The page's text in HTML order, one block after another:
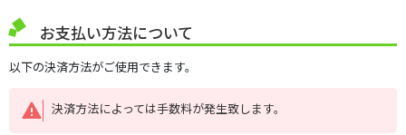
お支払い方法について
以下の決済方法がご使用できます。
決済方法によっては手数料が発生致します。